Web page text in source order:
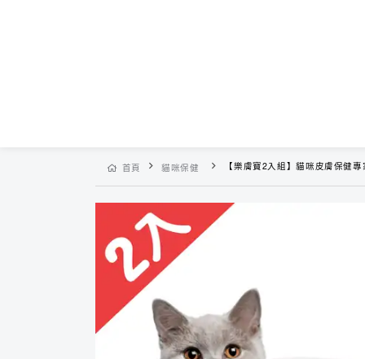
首頁 貓咪保健 【樂膚寶2入組】貓咪皮膚保健專